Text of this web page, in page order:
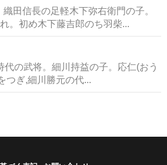
田信長の足軽木下弥右衛門の子。
。初め木下藤吉郎のち羽柴...
の武将。細川持益の子。応仁(おう
つぎ,細川勝元の代...